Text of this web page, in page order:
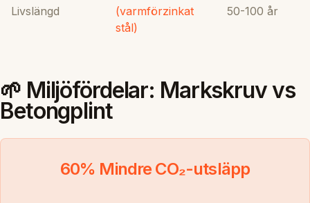
Livslängd
(varmförzinkat
stål)
50-100 år
🌱 Miljöfördelar: Markskruv vs
Betongplint
60% Mindre CO₂-utsläpp